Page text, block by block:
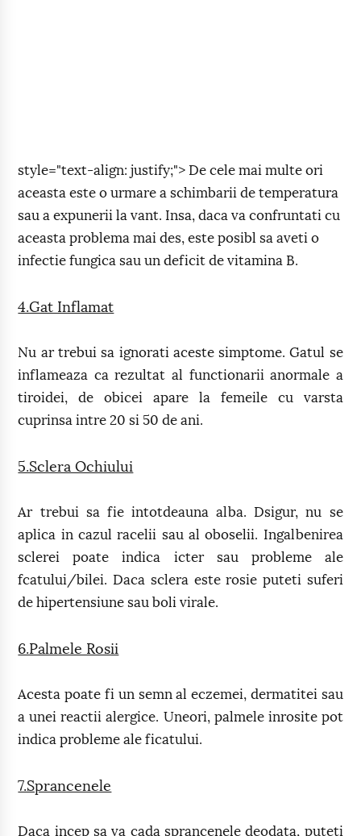
style="text-align: justify;"> De cele mai multe ori
aceasta este o urmare a schimbarii de temperatura
sau a expunerii la vant. Insa, daca va confruntati cu
aceasta problema mai des, este posibl sa aveti o
infectie fungica sau un deficit de vitamina B.
4.Gat Inflamat
Nu ar trebui sa ignorati aceste simptome. Gatul se
inflameaza ca rezultat al functionarii anormale a
tiroidei, de obicei apare la femeile cu varsta
cuprinsa intre 20 si 50 de ani.
5.Sclera Ochiului
Ar trebui sa fie intotdeauna alba. Dsigur, nu se
aplica in cazul racelii sau al oboselii. Ingalbenirea
sclerei poate indica icter sau probleme ale
fcatului/bilei. Daca sclera este rosie puteti suferi
de hipertensiune sau boli virale.
6.Palmele Rosii
Acesta poate fi un semn al eczemei, dermatitei sau
a unei reactii alergice. Uneori, palmele inrosite pot
indica probleme ale ficatului.
7.Sprancenele
Daca incep sa va cada sprancenele deodata, puteti